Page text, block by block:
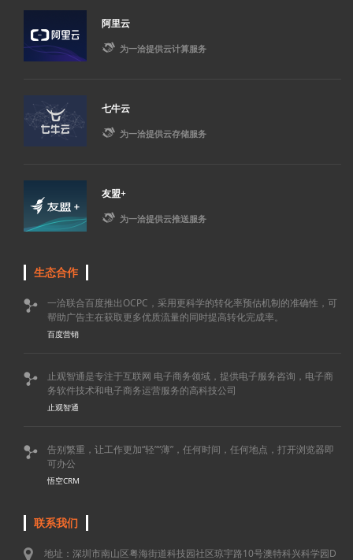
阿里云
 为一洽提供云计算服务
七牛云
 为一洽提供云存储服务
友盟+
 为一洽提供云推送服务
生态合作

一洽联合百度推出OCPC，采用更科学的转化率预估机制的准确性，可
帮助广告主在获取更多优质流量的同时提高转化完成率。
百度营销

止观智通是专注于互联网 电子商务领域，提供电子服务咨询，电子商
务软件技术和电子商务运营服务的高科技公司
止观智通

告别繁重，让工作更加“轻”“薄”，任何时间，任何地点，打开浏览器即
可办公
悟空CRM
联系我们
地址：深圳市南山区粤海街道科技园社区琼宇路10号澳特科兴科学园D